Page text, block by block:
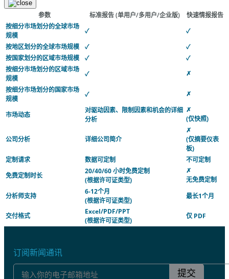
参数 标准报告(单用户/多用户/企业版)
快速情报报告
按细分市场划分的全球市场
规模
✓
✓
按地区划分的全球市场规模
✓
✓
按国家划分的区域市场规模
✓
✓
按细分市场划分的区域市场
规模
✓
✗
按细分市场划分的国家市场
规模
✓ ✗
市场动态
对驱动因素、限制因素和机会的详细
分析
✗
(仅快照)
公司分析 详细公司简介
✗
(仅摘要仪表
板)
定制请求
数据可定制
不可定制
免费定制时长
20/40/60 小时免费定制
(根据许可证类型)
✗
无免费定制
分析师支持
6-12个月
(根据许可证类型)
最长1个月
交付格式
Excel/PDF/PPT
(根据许可证类型)
仅 PDF
订阅新闻通讯
提交